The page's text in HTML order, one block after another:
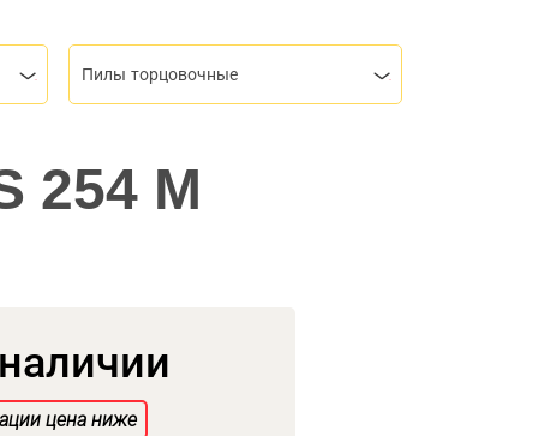
Пилы торцовочные
254 M
цена ниже